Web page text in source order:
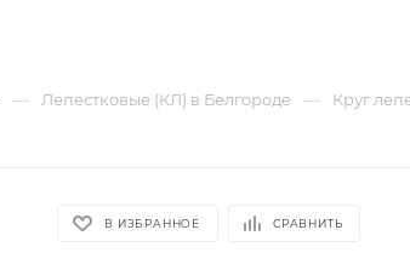
— Лепестковые (КЛ) в Белгороде — Круг
В ИЗБРАННОЕ СРАВНИТЬ